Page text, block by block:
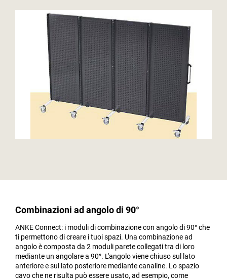
Combinazioni ad angolo di 90°
ANKE Connect: i moduli di combinazione con angolo di 90° che
ti permettono di creare i tuoi spazi. Una combinazione ad
angolo è composta da 2 moduli parete collegati tra di loro
mediante un angolare a 90°. L'angolo viene chiuso sul lato
anteriore e sul lato posteriore mediante canaline. Lo spazio
cavo che ne risulta può essere usato, ad esempio, come